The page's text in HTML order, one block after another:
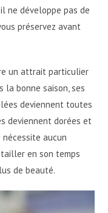
ne développe pas de
préservez avant
un attrait particulier
la bonne saison, ses
deviennent toutes
deviennent dorées et
nécessite aucun
en son temps
de beauté.